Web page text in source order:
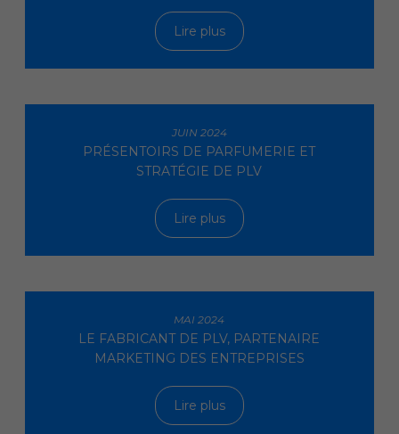
Lire plus
JUIN 2024
PRÉSENTOIRS DE PARFUMERIE ET
STRATÉGIE DE PLV
Lire plus
MAI 2024
LE FABRICANT DE PLV, PARTENAIRE
MARKETING DES ENTREPRISES
Lire plus